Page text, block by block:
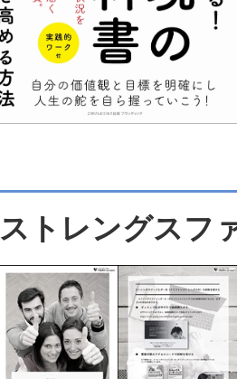
ストレングスフ